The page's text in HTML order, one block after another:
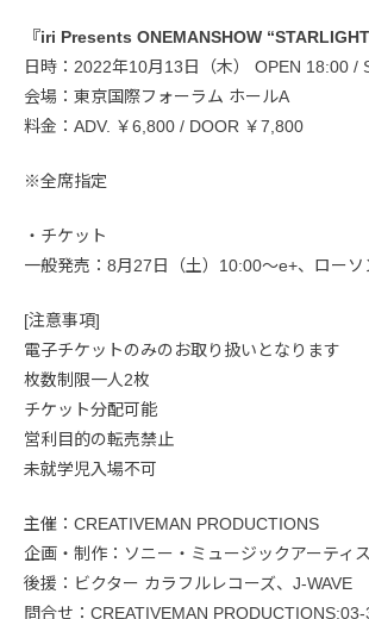
『iri Presents ONEMANSHOW
日時：2022年10月13日（木） OPEN 18:00 /
会場：東京国際フォーラム ホールA
料金：ADV. ￥6,800 / DOOR ￥7,800
※全席指定
・チケット
一般発売：8月27日（土）10:00〜e+、ローソ
[注意事項]
電子チケットのみのお取り扱いとなります
枚数制限一人2枚
チケット分配可能
営利目的の転売禁止
未就学児入場不可
主催：CREATIVEMAN PRODUCTIONS
企画・制作：ソニー・ミュージックアーティ
後援：ビクター カラフルレコーズ、J-WAVE
問合せ：CREATIVEMAN